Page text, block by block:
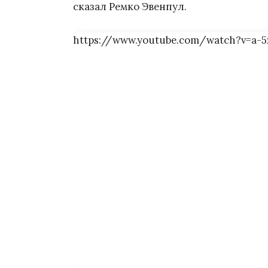
сказал Ремко Эвенпул.
https://www.youtube.com/watch?v=a-